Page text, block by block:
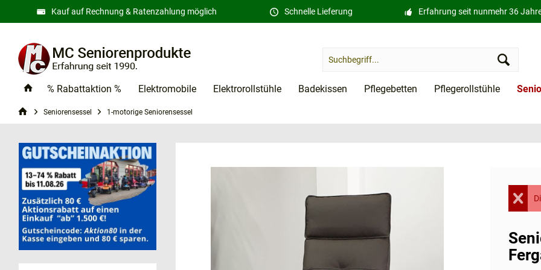
Kauf auf Rechnung & Ratenzahlung möglich Schnelle Lieferung Erfahrung seit nunmehr 36
% Rabattaktion % Elektromobile Elektrorollstühle Badekissen Pflegebetten Pflegerollstühle
Seniorensessel 1-motorige Seniorensessel